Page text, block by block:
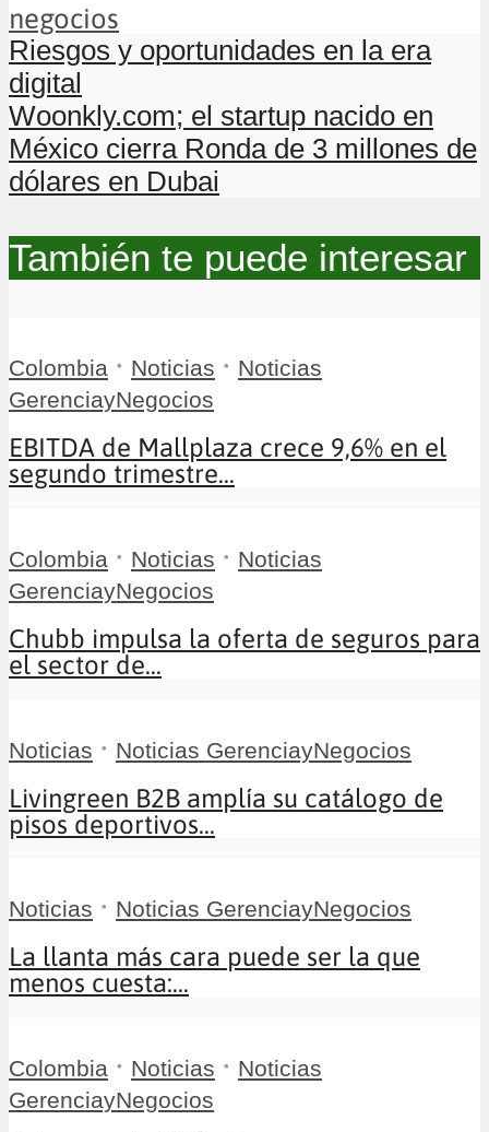
negocios
Riesgos y oportunidades en la era
digital
Woonkly.com; el startup nacido en
México cierra Ronda de 3 millones de
dólares en Dubai
También te puede interesar
Colombia • Noticias • Noticias
GerenciayNegocios
EBITDA de Mallplaza crece 9,6% en el
segundo trimestre...
Colombia • Noticias • Noticias
GerenciayNegocios
Chubb impulsa la oferta de seguros para
el sector de...
Noticias • Noticias GerenciayNegocios
Livingreen B2B amplía su catálogo de
pisos deportivos...
Noticias • Noticias GerenciayNegocios
La llanta más cara puede ser la que
menos cuesta:...
Colombia • Noticias • Noticias
GerenciayNegocios